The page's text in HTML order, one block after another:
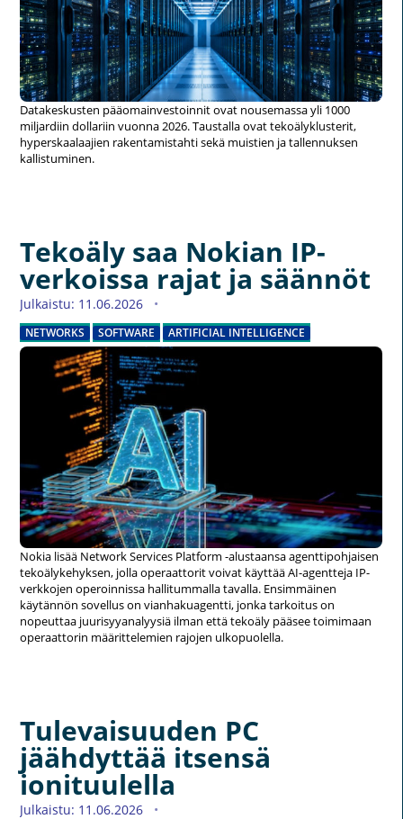
Datakeskusten pääomainvestoinnit ovat nousemassa yli 1000
miljardiin dollariin vuonna 2026. Taustalla ovat tekoälyklusterit,
hyperskaalaajien rakentamistahti sekä muistien ja tallennuksen
kallistuminen.
Tekoäly saa Nokian IP-
verkoissa rajat ja säännöt
Julkaistu: 11.06.2026
NETWORKS SOFTWARE ARTIFICIAL INTELLIGENCE
Nokia lisää Network Services Platform -alustaansa agenttipohjaisen
tekoälykehyksen, jolla operaattorit voivat käyttää AI-agentteja IP-
verkkojen operoinnissa hallitummalla tavalla. Ensimmäinen
käytännön sovellus on vianhakuagentti, jonka tarkoitus on
nopeuttaa juurisyyanalyysiä ilman että tekoäly pääsee toimimaan
operaattorin määrittelemien rajojen ulkopuolella.
Tulevaisuuden PC
jäähdyttää itsensä
ionituulella
Julkaistu: 11.06.2026